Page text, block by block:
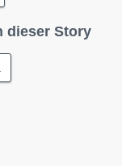
dieser Story